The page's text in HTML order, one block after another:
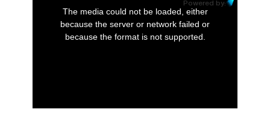
Powered by:
The media could not be loaded, either
because the server or network failed or
because the format is not supported.